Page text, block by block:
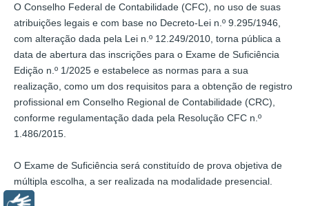
O Conselho Federal de Contabilidade (CFC), no uso de suas
atribuições legais e com base no Decreto-Lei n.º 9.295/1946,
com alteração dada pela Lei n.º 12.249/2010, torna pública a
data de abertura das inscrições para o Exame de Suficiência
Edição n.º 1/2025 e estabelece as normas para a sua
realização, como um dos requisitos para a obtenção de registro
profissional em Conselho Regional de Contabilidade (CRC),
conforme regulamentação dada pela Resolução CFC n.º
1.486/2015.
O Exame de Suficiência será constituído de prova objetiva de
múltipla escolha, a ser realizada na modalidade presencial.